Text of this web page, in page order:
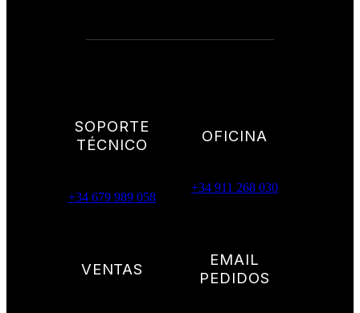
SOPORTE
TÉCNICO
+34 679 989 058
OFICINA
+34 911 268 030
VENTAS
EMAIL
PEDIDOS